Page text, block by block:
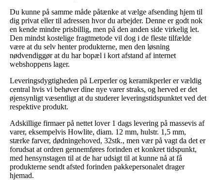
Du kunne på samme måde påtænke at vælge afsending hjem til
dig privat eller til adressen hvor du arbejder. Denne er godt nok
en kende mindre prisbillig, men på den anden side virkelig let.
Den mindst kostelige fragtmetode vil dog i de fleste tilfælde
være at du selv henter produkterne, men den løsning
nødvendiggør at du har bopæl i kort afstand af internet
webshoppens lager.
Leveringsdygtigheden på Lerperler og keramikperler er vældig
central hvis vi behøver dine nye varer straks, og herved er det
øjensynligt væsentligt at du studerer leveringstidspunktet ved det
respektive produkt.
Adskillige firmaer på nettet lover 1 dags levering på massevis af
varer, eksempelvis Howlite, diam. 12 mm, hulstr. 1,5 mm,
stærke farver, dødningehoved, 32stk., men vær på vagt da det er
forudsat at ordren gennemføres forinden et konkret tidspunkt,
med hensynstagen til at de har udsigt til at kunne nå at få
produkterne sendt afsted forinden pakkepersonalet drager
hjemad.